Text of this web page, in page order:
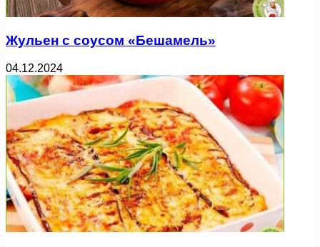
Жульен с соусом «Бешамель»
04.12.2024